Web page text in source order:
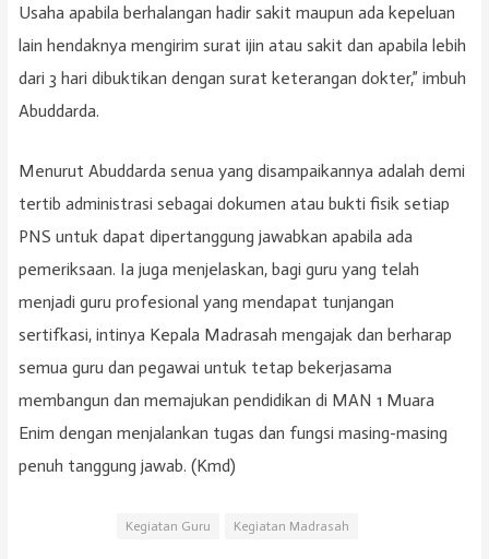
Usaha apabila berhalangan hadir sakit maupun ada kepeluan
lain hendaknya mengirim surat ijin atau sakit dan apabila lebih
dari 3 hari dibuktikan dengan surat keterangan dokter,” imbuh
Abuddarda.
Menurut Abuddarda senua yang disampaikannya adalah demi
tertib administrasi sebagai dokumen atau bukti fisik setiap
PNS untuk dapat dipertanggung jawabkan apabila ada
pemeriksaan. Ia juga menjelaskan, bagi guru yang telah
menjadi guru profesional yang mendapat tunjangan
sertifkasi, intinya Kepala Madrasah mengajak dan berharap
semua guru dan pegawai untuk tetap bekerjasama
membangun dan memajukan pendidikan di MAN 1 Muara
Enim dengan menjalankan tugas dan fungsi masing-masing
penuh tanggung jawab. (Kmd)
Kegiatan Guru Kegiatan Madrasah